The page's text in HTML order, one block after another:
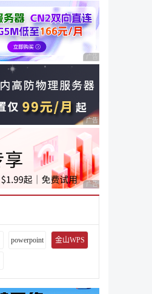
广告 商业广告，理性
广告 商业广告，理性
广告 商业广告，理性
powerpoint 金山WPS